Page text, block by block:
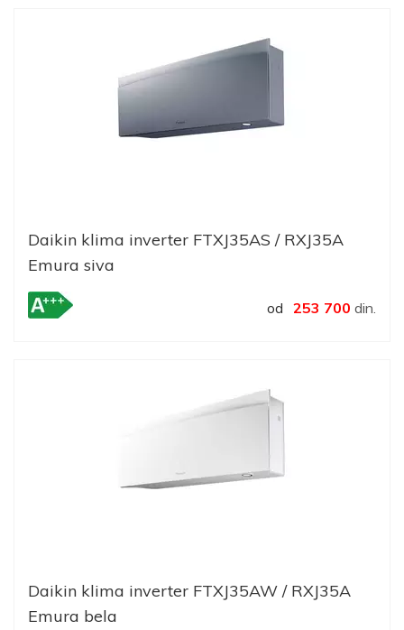
Daikin klima inverter FTXJ35AS / RXJ35A
Emura siva
od 253 700 din.
Daikin klima inverter FTXJ35AW / RXJ35A
Emura bela